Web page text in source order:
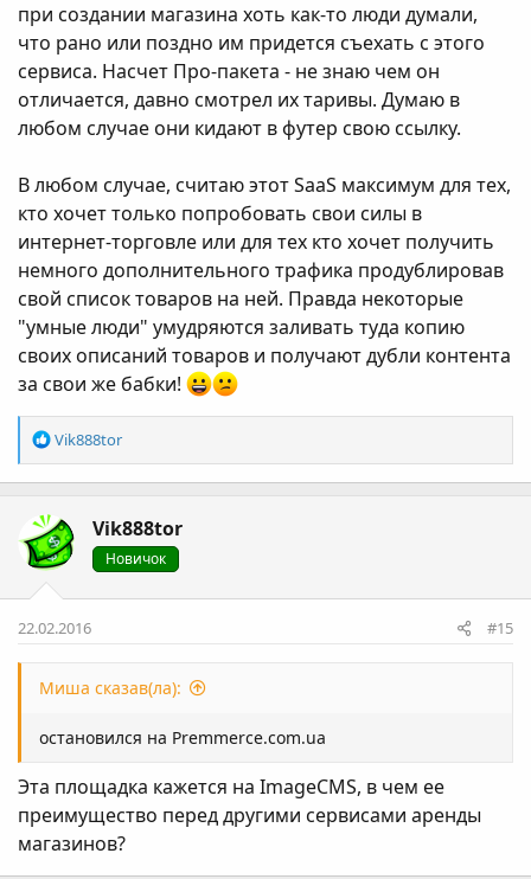
при создании магазина хоть как-то люди думали,
что рано или поздно им придется съехать с этого
сервиса. Насчет Про-пакета - не знаю чем он
отличается, давно смотрел их таривы. Думаю в
любом случае они кидают в футер свою ссылку.
В любом случае, считаю этот SaaS максимум для тех,
кто хочет только попробовать свои силы в
интернет-торговле или для тех кто хочет получить
немного дополнительного трафика продублировав
свой список товаров на ней. Правда некоторые
"умные люди" умудряются заливать туда копию
своих описаний товаров и получают дубли контента
за свои же бабки!
Р
е
а
ц
і
ї
Vik888tor
Vik888tor
Новичок
22.02.2016 #15
Миша сказав(ла):
остановился на Premmerce.com.ua
Эта площадка кажется на ImageCMS, в чем ее
преимущество перед другими сервисами аренды
магазинов?